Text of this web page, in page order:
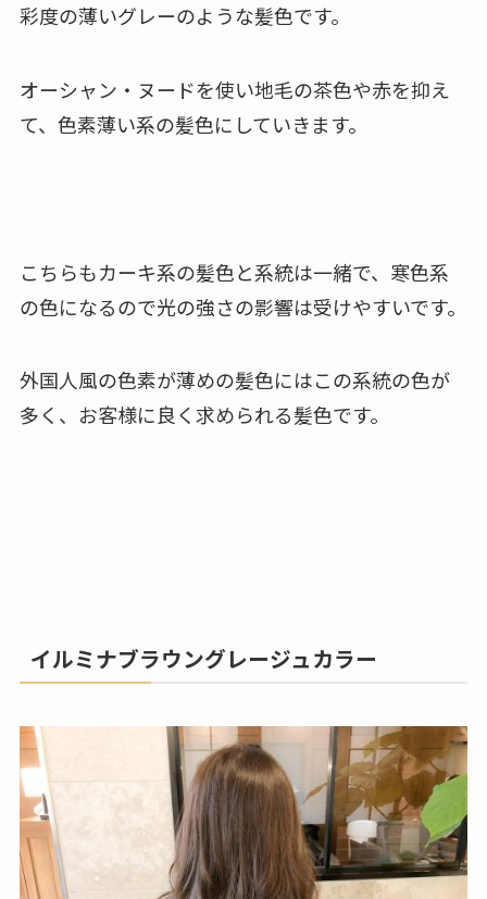
彩度の薄いグレーのような髪色です。
オーシャン・ヌードを使い地毛の茶色や赤を抑え
て、色素薄い系の髪色にしていきます。
こちらもカーキ系の髪色と系統は一緒で、寒色系
の色になるので光の強さの影響は受けやすいです。
外国人風の色素が薄めの髪色にはこの系統の色が
多く、お客様に良く求められる髪色です。
イルミナブラウングレージュカラー